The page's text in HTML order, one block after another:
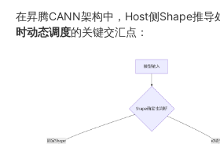
在昇腾CANN架构中，Host侧Shape推导
时动态调度的关键交汇点：